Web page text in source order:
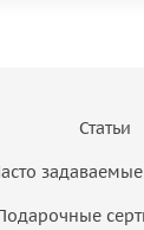
Статьи